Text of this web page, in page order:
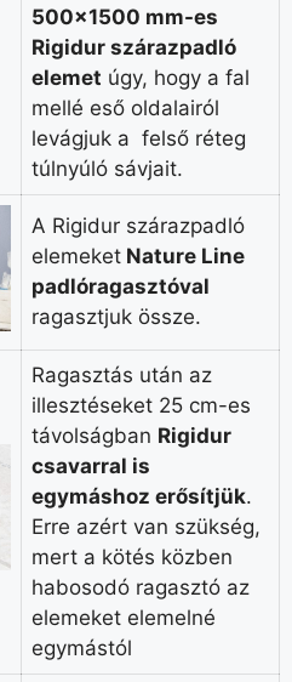
500×1500 mm-es
Rigidur szárazpadló
elemet úgy, hogy a fal
mellé eső oldalairól
levágjuk a felső réteg
túlnyúló sávjait.
A Rigidur szárazpadló
elemeket Nature Line
padlóragasztóval
ragasztjuk össze.
Ragasztás után az
illesztéseket 25 cm-es
távolságban Rigidur
csavarral is
egymáshoz erősítjük.
Erre azért van szükség,
mert a kötés közben
habosodó ragasztó az
elemeket elemelné
egymástól